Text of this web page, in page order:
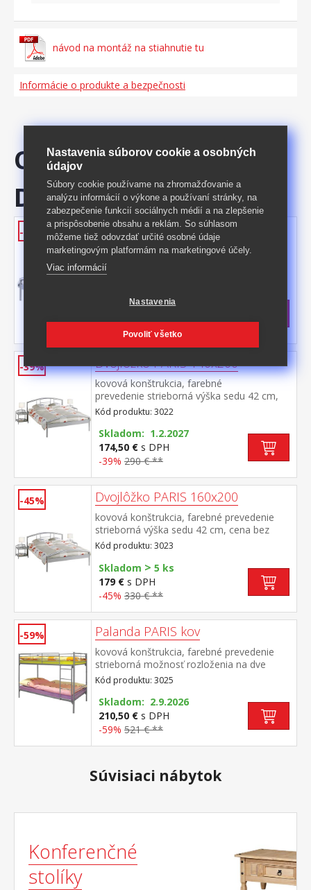
návod na montáž na stiahnutie tu
Informácie o produkte a bezpečnosti
ODPORÚČAME
DOKÚPIŤ
-47% Jednolôžko PARIS 90x200
kovová konštrukcia, farebné prevedenie
strieborná výška sedu 42 cm, cena bez
roštu a matraca odporúčaný rozmer
M24, M26, M41), rošt R1 vhodný doplnok
Kód produktu: 3021
Skladom>5 ks
223 € **
-39% Dvojlôžko PARIS 140x200
kovová konštrukcia, farebné
prevedenie strieborná výška sedu 42 cm,
cena bez roštu a matraca odoporúčaný
rozmer matraca 140 × 200 cm (M6) a rošt
R3 vhodný doplnok nočný stolík 3020
Kód produktu: 3022
Skladom: 1.2.2027
174,50 € s DPH
-39% 290 € **
-45% Dvojlôžko PARIS 160x200
kovová konštrukcia, farebné prevedenie
strieborná výška sedu 42 cm, cena bez
roštu a matraca odporúčaný rozmer
matraca 160 × 200 cm alebo 2 kusy 80 ×
200 cm a rošt R2 vhodný doplnok nočný
stolík 3020
Kód produktu: 3023
Skladom > 5 ks
179 € s DPH
-45% 330 € **
-59% Palanda PARIS kov
kovová konštrukcia, farebné prevedenie
strieborná možnosť rozloženia na dve
rovnaké postele, nosnosť jednej postele
130 kg cena bez matracov, ale vrátane
kovových roštov, odporúčaný rozmer
matracov 90 × 200 cm maximálna výška
matracov 15 cm (M2, M5, M9, M24, M34,
Kód produktu: 3025
Skladom: 2.9.2026
210,50 € s DPH
-59% 521 € **
Súvisiaci nábytok
Konferenčné
stolíky
Nastavenia súborov cookie a osobných
údajov
Súbory cookie používame na zhromažďovanie a
analýzu informácií o výkone a používaní stránky, na
zabezpečenie funkcií sociálnych médií a na zlepšenie
a prispôsobenie obsahu a reklám. So súhlasom
môžeme tiež odovzdať určité osobné údaje
marketingovým platformám na marketingové účely.
Viac informácií
Nastavenia
Povoliť všetko